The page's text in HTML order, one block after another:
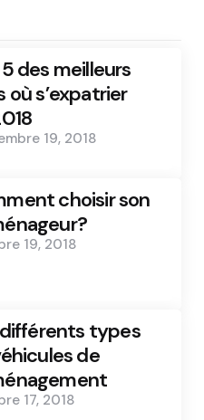
des meilleurs
où s’expatrier
19, 2018
choisir son
19, 2018
types
de
17, 2018